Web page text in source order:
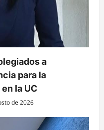
a
para la
la UC
de 2026